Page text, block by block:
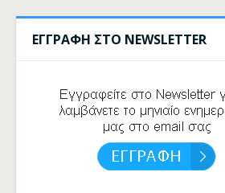
ΕΓΓΡΑΦΗ ΣΤΟ NEWSLETTER